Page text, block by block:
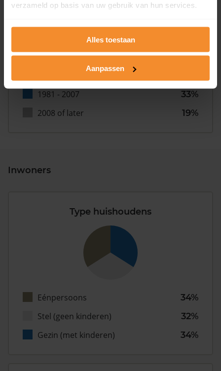
verzameld op basis van uw gebruik van hun services.
Alles toestaan
Aanpassen
T/m 1945
4%
1981 - 2007
33%
2008 of later
19%
Inwoners
Type huishoudens
Eénpersoons
34%
Stel (geen kinderen)
32%
Gezin (met kinderen)
34%